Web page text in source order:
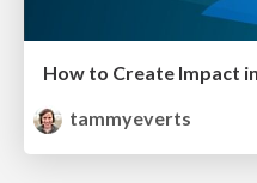
tammyeverts